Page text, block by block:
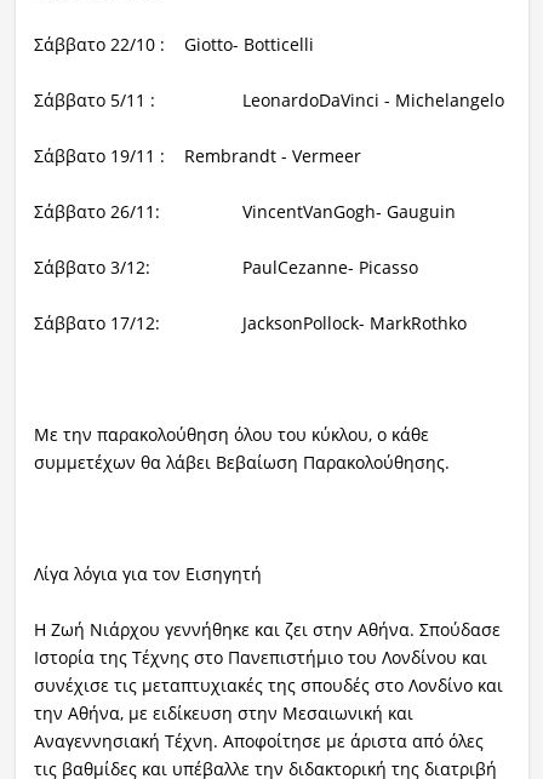
Σάββατο 22/10 : Giotto- Botticelli
Σάββατο 5/11 : LeonardoDaVinci - Michelangelo
Σάββατο 19/11 : Rembrandt - Vermeer
Σάββατο 26/11: VincentVanGogh- Gauguin
Σάββατο 3/12: PaulCezanne- Picasso
Σάββατο 17/12: JacksonPollock- MarkRothko
Με την παρακολούθηση όλου του κύκλου, ο κάθε
συμμετέχων θα λάβει Βεβαίωση Παρακολούθησης.
Λίγα λόγια για τον Εισηγητή
H Ζωή Νιάρχου γεννήθηκε και ζει στην Αθήνα. Σπούδασε
Ιστορία της Τέχνης στο Πανεπιστήμιο του Λονδίνου και
συνέχισε τις μεταπτυχιακές της σπουδές στο Λονδίνο και
την Αθήνα, με ειδίκευση στην Μεσαιωνική και
Αναγεννησιακή Τέχνη. Αποφοίτησε με άριστα από όλες
τις βαθμίδες και υπέβαλλε την διδακτορική της διατριβή